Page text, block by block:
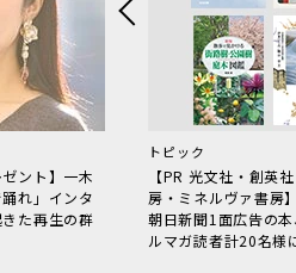
ント】一木
れ」インタ
た再生の群
トピック
【PR 光文社・創英
房・ミネルヴァ書房
朝日新聞1面広告の
ルマガ読者計20名様